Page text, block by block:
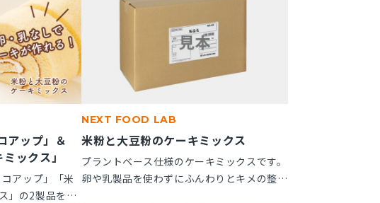
アップ」＆
ックス」
アップ」「米
」の2製品を新
NEXT FOOD LAB
米粉と大豆粉のケーキミックス
プラントベース仕様のケーキミックスです。
卵や乳製品を使わずにふんわりとキメの整っ